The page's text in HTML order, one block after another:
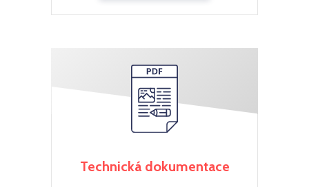
Technická dokumentace